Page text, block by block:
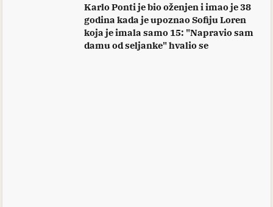
Karlo Ponti je bio oženjen i imao je 38
godina kada je upoznao Sofiju Loren
koja je imala samo 15: "Napravio sam
damu od seljanke" hvalio se